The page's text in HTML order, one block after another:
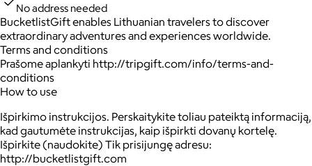
No address needed
BucketlistGift enables Lithuanian travelers to discover
extraordinary adventures and experiences worldwide.
Terms and conditions
Prašome aplankyti http://tripgift.com/info/terms-and-
conditions
How to use
Išpirkimo instrukcijos. Perskaitykite toliau pateiktą informaciją,
kad gautumėte instrukcijas, kaip išpirkti dovanų kortelę.
Išpirkite (naudokite) Tik prisijungę adresu:
http://bucketlistgift.com